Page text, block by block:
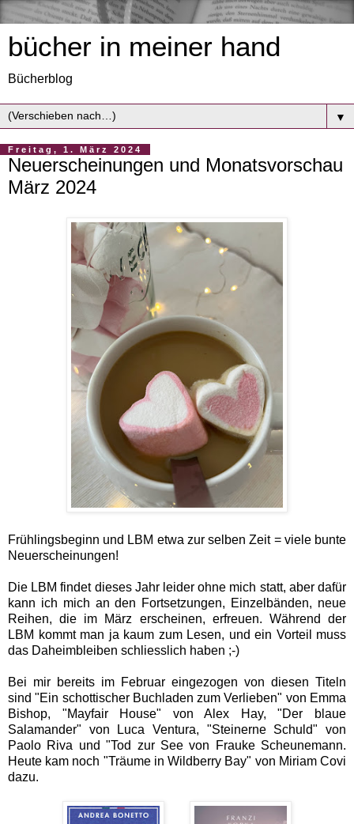
bücher in meiner hand
Bücherblog
▼
Freitag, 1. März 2024
Neuerscheinungen und Monatsvorschau
März 2024
Frühlingsbeginn und LBM etwa zur selben Zeit = viele bunte
Neuerscheinungen!
Die LBM findet dieses Jahr leider ohne mich statt, aber dafür
kann ich mich an den Fortsetzungen, Einzelbänden, neue
Reihen, die im März erscheinen, erfreuen. Während der
LBM kommt man ja kaum zum Lesen, und ein Vorteil muss
das Daheimbleiben schliesslich haben ;-)
Bei mir bereits im Februar eingezogen von diesen Titeln
sind "Ein schottischer Buchladen zum Verlieben" von Emma
Bishop, "Mayfair House" von Alex Hay, "Der blaue
Salamander" von Luca Ventura, "Steinerne Schuld" von
Paolo Riva und "Tod zur See von Frauke Scheunemann.
Heute kam noch "Träume in Wildberry Bay" von Miriam Covi
dazu.